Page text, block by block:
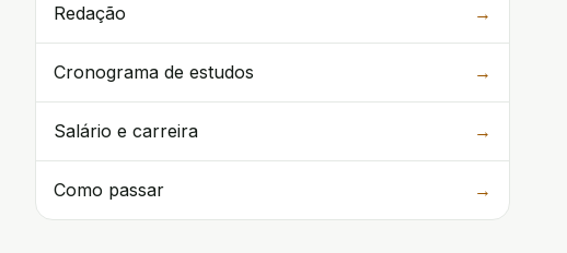
Redação →
Cronograma de estudos →
Salário e carreira →
Como passar →